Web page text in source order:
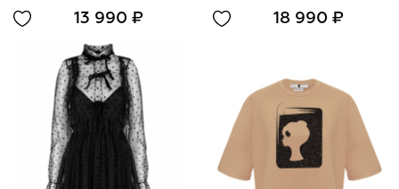
13 990 ₽ 18 990 ₽